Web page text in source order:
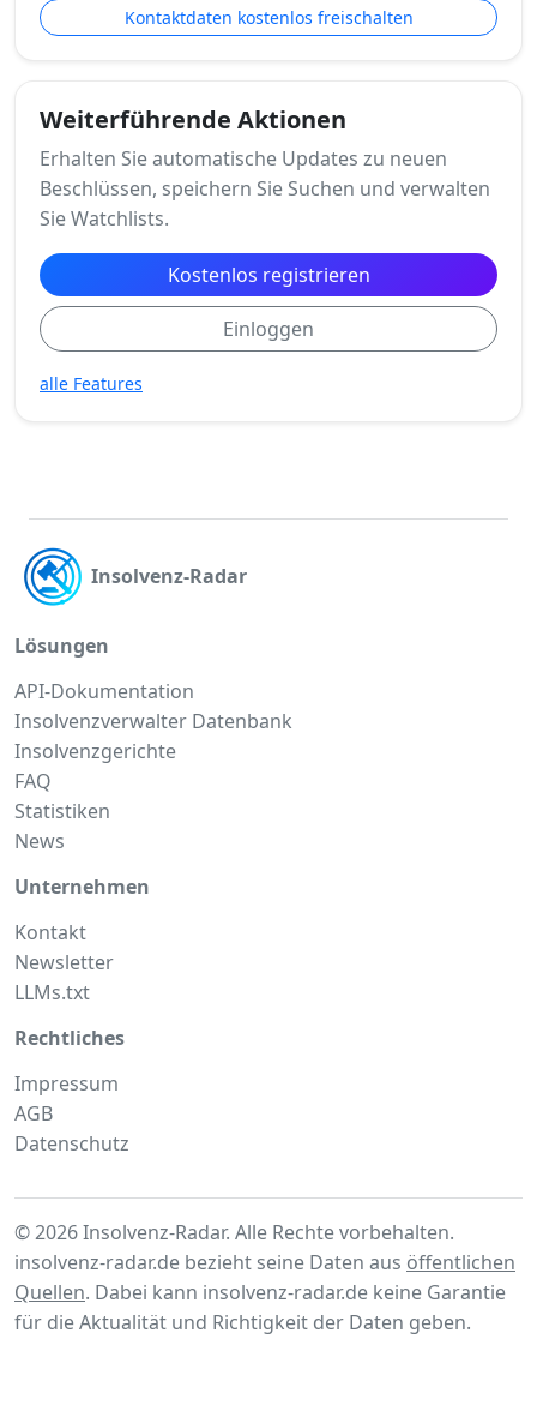
Kontaktdaten kostenlos freischalten
Weiterführende Aktionen
Erhalten Sie automatische Updates zu neuen
Beschlüssen, speichern Sie Suchen und verwalten
Sie Watchlists.
Kostenlos registrieren
Einloggen
alle Features
Insolvenz-Radar
Lösungen
API-Dokumentation
Insolvenzverwalter Datenbank
Insolvenzgerichte
FAQ
Statistiken
News
Unternehmen
Kontakt
Newsletter
LLMs.txt
Rechtliches
Impressum
AGB
Datenschutz
© 2026 Insolvenz-Radar. Alle Rechte vorbehalten.
insolvenz-radar.de bezieht seine Daten aus öffentlichen
Quellen. Dabei kann insolvenz-radar.de keine Garantie
für die Aktualität und Richtigkeit der Daten geben.